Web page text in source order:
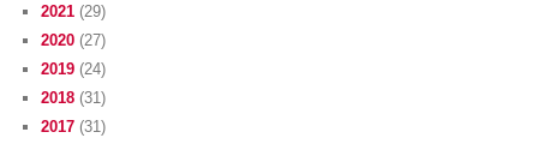
2021 (29)
2020 (27)
2019 (24)
2018 (31)
2017 (31)